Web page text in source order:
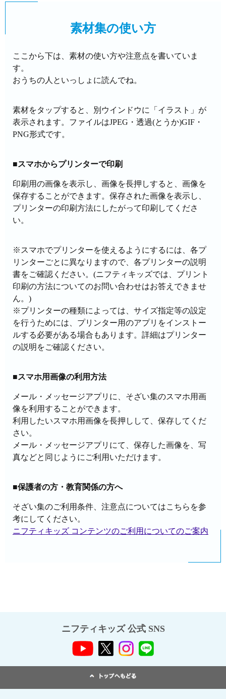
素材集の使い方
ここから下は、素材の使い方や注意点を書いていま
す。
おうちの人といっしょに読んでね。
素材をタップすると、別ウインドウに「イラスト」が
表示されます。ファイルはJPEG・透過(とうか)GIF・
PNG形式です。
■スマホからプリンターで印刷
印刷用の画像を表示し、画像を長押しすると、画像を
保存することができます。保存された画像を表示し、
プリンターの印刷方法にしたがって印刷してくださ
い。
※スマホでプリンターを使えるようにするには、各プ
リンターごとに異なりますので、各プリンターの説明
書をご確認ください。(ニフティキッズでは、プリント
印刷の方法についてのお問い合わせはお答えできませ
ん。)
※プリンターの種類によっては、サイズ指定等の設定
を行うためには、プリンター用のアプリをインストー
ルする必要がある場合もあります。詳細はプリンター
の説明をご確認ください。
■スマホ用画像の利用方法
メール・メッセージアプリに、そざい集のスマホ用画
像を利用することができます。
利用したいスマホ用画像を長押しして、保存してくだ
さい。
メール・メッセージアプリにて、保存した画像を、写
真などと同じようにご利用いただけます。
■保護者の方・教育関係の方へ
そざい集のご利用条件、注意点についてはこちらを参
考にしてください。
ニフティキッズ コンテンツのご利用についてのご案内
ニフティキッズ 公式 SNS